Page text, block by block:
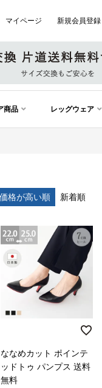
マイページ 新規会員登録
商品 レッグウェア
価格が高い順 新着順
ななめカット ポインテ
ッドトゥ パンプス 送料
無料